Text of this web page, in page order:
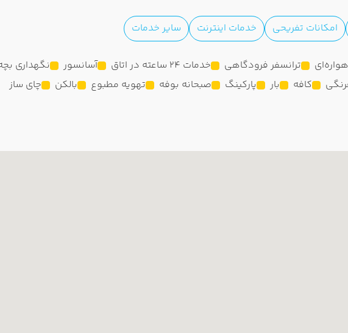
امکانات تفریحی خدمات اینترنت سایر خدمات
ترانسفر فرودگاهی خدمات 24 ساعته در اتاق آسانسور نگهداری
کافه بار پارکینگ صبحانه بوفه تهویه مطبوع بالکن چای ساز